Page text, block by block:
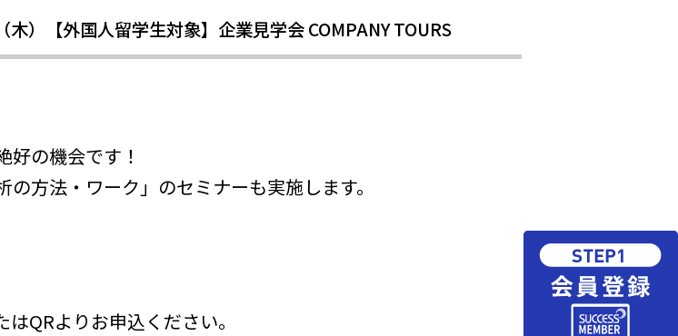
）【外国人留学生対象】企業見学会 COMPANY TOURS
の機会です！
方法・ワーク」のセミナーも実施します。
QRよりお申込ください。